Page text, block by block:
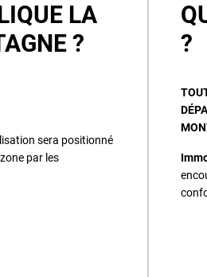
LA
?
sera positionné
par les
?